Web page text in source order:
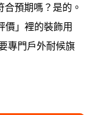
預期嗎？是的。
價」裡的裝飾用
專門戶外耐候旗